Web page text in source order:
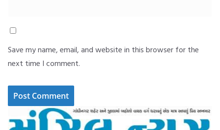
Save my name, email, and website in this browser for the
next time I comment.